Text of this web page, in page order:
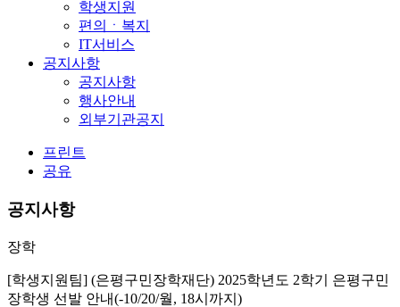
학생지원
편의ㆍ복지
IT서비스
공지사항
공지사항
행사안내
외부기관공지
프린트
공유
공지사항
장학
[학생지원팀] (은평구민장학재단) 2025학년도 2학기 은평구민
장학생 선발 안내(-10/20/월, 18시까지)